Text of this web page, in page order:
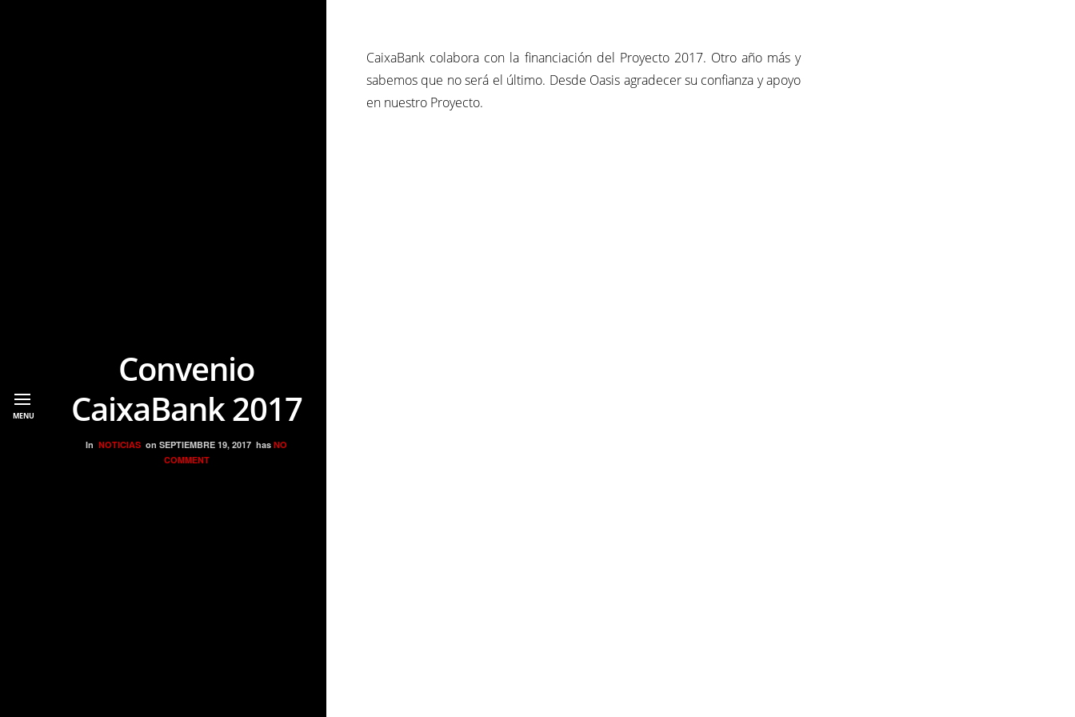
MENU
Convenio
CaixaBank 2017
In NOTICIAS on SEPTIEMBRE 19, 2017 has NO
COMMENT
CaixaBank colabora con la financiación del Proyecto 2017. Otro año más y
sabemos que no será el último. Desde Oasis agradecer su confianza y apoyo
en nuestro Proyecto.